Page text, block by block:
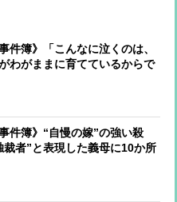
事件簿》「こんなに泣くのは、
わがままに育てているからで
義母の“嫁いびり”に我慢の限
事件簿》“自慢の嫁”の強い殺
者”と表現した義母に10か所
タ刺し